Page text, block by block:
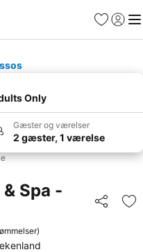
Favoritter
Log ind
Only
Gæster og værelser
2 gæster, 1 værelse
Spa -
Del
)